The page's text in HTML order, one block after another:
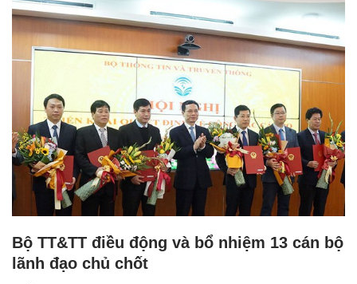
Bộ TT&TT điều động và bổ nhiệm 13 cán bộ
lãnh đạo chủ chốt